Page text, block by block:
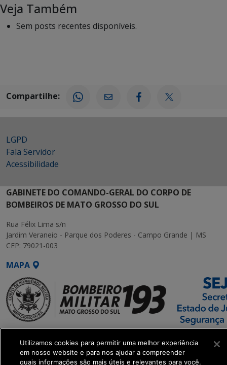
Veja Também
Sem posts recentes disponíveis.
Compartilhe:
LGPD
Fala Servidor
Acessibilidade
GABINETE DO COMANDO-GERAL DO CORPO DE
BOMBEIROS DE MATO GROSSO DO SUL
Rua Félix Lima s/n
Jardim Veraneio - Parque dos Poderes - Campo Grande | MS
CEP: 79021-003
MAPA
SETDIG | Secretaria-
Executiva de
Transformação Digital
Utilizamos cookies para permitir uma melhor experiência
em nosso website e para nos ajudar a compreender
quais informações são mais úteis e relevantes para você.